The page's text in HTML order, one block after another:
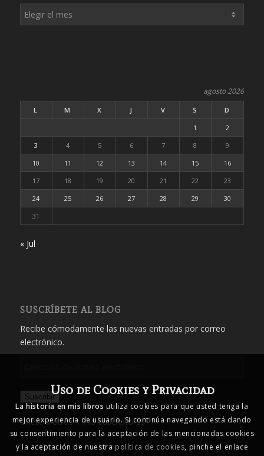
agosto 2026
L M X J V S
D
1
2
3
4 5 6 7 8
9
10
11 12 13 14 15
16
17
18 19 20 21 22
23
24
25 26 27 28 29
30
31
« Jul
SUSCRÍBETE AL BLOG
Recibe cómodamente las nuevas entradas por correo
electrónico.
correo
electrónico
Suscribir
Únete a otros 1.719 suscriptores
Uso de Cookies y Privacidad
La historia en mis libros utiliza cookies para que usted tenga la
mejor experiencia de usuario. Si continúa navegando está dando
su consentimiento para la aceptación de las mencionadas cookies
y la aceptación de nuestra política de cookies, pinche el enlace